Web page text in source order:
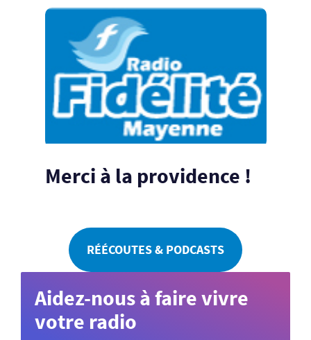
Merci à la providence !
RÉÉCOUTES & PODCASTS
Aidez-nous à faire vivre
votre radio